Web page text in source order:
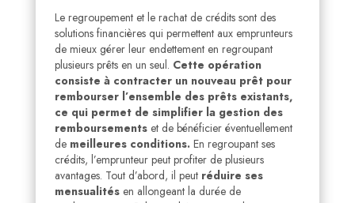
Le regroupement et le rachat de crédits sont des
solutions financières qui permettent aux emprunteurs
de mieux gérer leur endettement en regroupant
plusieurs prêts en un seul. Cette opération
consiste à contracter un nouveau prêt pour
rembourser l’ensemble des prêts existants,
ce qui permet de simplifier la gestion des
remboursementset de bénéficier éventuellement
de meilleures conditions. En regroupant ses
crédits, l’emprunteur peut profiter de plusieurs
avantages. Tout d’abord, il peutréduire ses
mensualités en allongeant la durée de